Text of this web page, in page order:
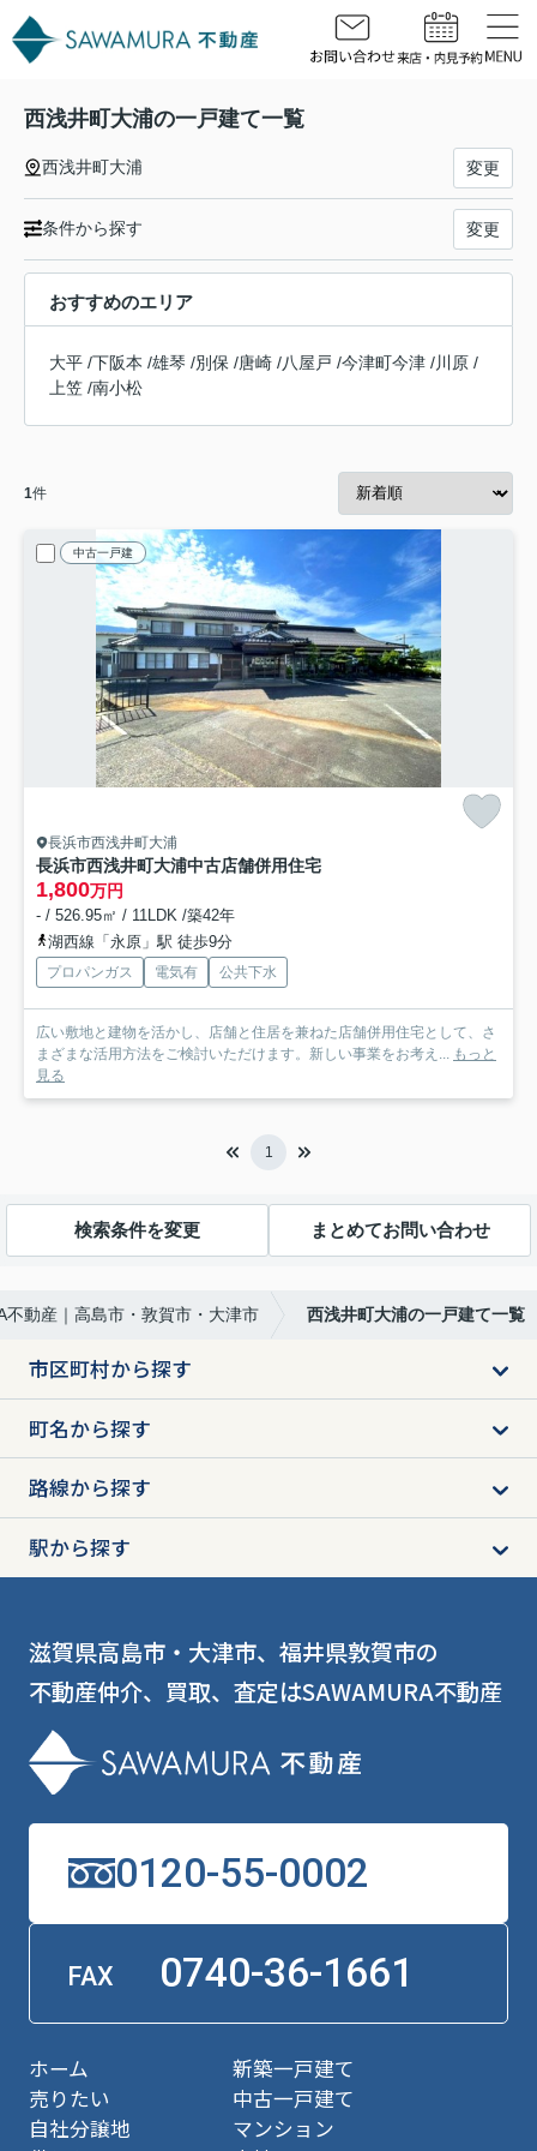
西浅井町大浦の一戸建て一覧
西浅井町大浦 変更
条件から探す 変更
おすすめのエリア
大平 /下阪本 /雄琴 /別保 /唐崎 /八屋戸 /今津町今津 /川原 /
上笠 /南小松
1件
中古一戸建
長浜市西浅井町大浦
長浜市西浅井町大浦中古店舗併用住宅
1,800万円
- / 526.95㎡ / 11LDK /築42年
湖西線「永原」駅 徒歩9分
プロパンガス 電気有 公共下水
広い敷地と建物を活かし、店舗と住居を兼ねた店舗併用住宅として、さ
まざまな活用方法をご検討いただけます。新しい事業をお考え...
もっと
見る
1
検索条件を変更 まとめてお問い合わせ
不動産｜高島市・敦賀市・大津市 西浅井町大浦の一戸建て一覧
市区町村から探す
町名から探す
路線から探す
駅から探す
滋賀県高島市・大津市、福井県敦賀市の
不動産仲介、買取、査定はSAWAMURA不動産
0120-55-0002
FAX 0740-36-1661
ホーム
売りたい
自社分譲地
新築一戸建て
中古一戸建て
マンション